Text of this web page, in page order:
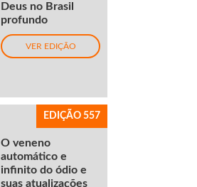
Deus no Brasil
profundo
VER EDIÇÃO
EDIÇÃO 557
O veneno
automático e
infinito do ódio e
suas atualizações